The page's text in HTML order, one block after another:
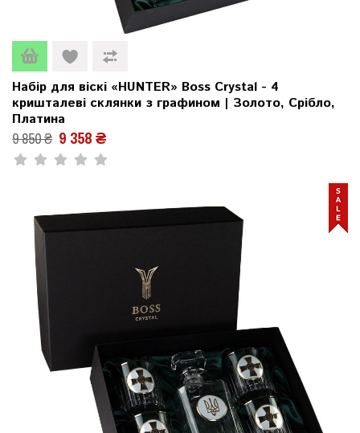
Набір для віскі «HUNTER» Boss Crystal - 4
кришталеві склянки з графином | Золото, Срібло,
Платина
9 850 ₴ 9 358 ₴